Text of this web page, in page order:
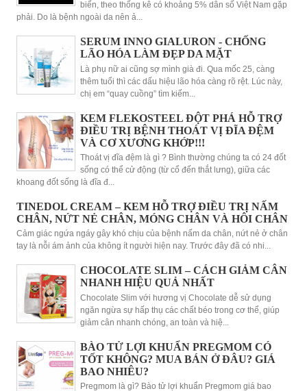
biến, theo thống kê có khoảng 5% dân số Việt Nam gặp
phải. Do là bệnh ngoài da nên ả...
SERUM INNO GIALURON - CHỐNG
LÃO HÓA LÀM ĐẸP DA MẶT
Là phụ nữ ai cũng sợ mình già đi. Qua mốc 25, càng
thêm tuổi thì các dấu hiệu lão hóa càng rõ rệt. Lúc này,
chị em “quay cuồng” tìm kiếm...
KEM FLEKOSTEEL ĐỘT PHÁ HỖ TRỢ
ĐIỀU TRỊ BỆNH THOÁT VỊ ĐĨA ĐỆM
VÀ CƠ XƯƠNG KHỚP!!!
Thoát vị đĩa đệm là gì ? Bình thường chúng ta có 24 đốt
sống có thể cử động (từ cổ đến thắt lưng), giữa các
khoang đốt sống là đĩa đ...
TINEDOL CREAM – KEM HỖ TRỢ ĐIỀU TRỊ NẤM
CHÂN, NỨT NẺ CHÂN, MÓNG CHÂN VÀ HÔI CHÂN
Cảm giác ngứa ngáy gây khó chịu của bệnh nấm da chân, nứt nẻ ở chân
tay là nỗi ám ảnh của không ít người hiện nay. Trước đây đã có nhi...
CHOCOLATE SLIM – CÁCH GIẢM CÂN
NHANH HIỆU QUẢ NHẤT
Chocolate Slim với hương vị Chocolate dễ sử dụng
ngăn ngừa sự hấp thụ các chất béo trong cơ thể, giúp
giảm cân nhanh chóng, an toàn và hiệ...
BÀO TỬ LỢI KHUẨN PREGMOM CÓ
TỐT KHÔNG? MUA BÁN Ở ĐÂU? GIÁ
BAO NHIÊU?
Pregmom là gì? Bào tử lợi khuẩn Pregmom giá bao